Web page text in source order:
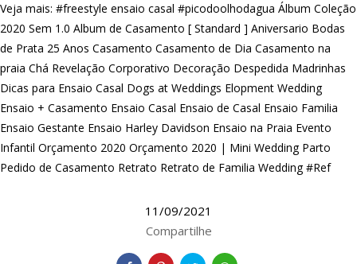
Veja mais: #freestyle ensaio casal #picodoolhodagua Álbum Coleção
2020 Sem 1.0 Album de Casamento [ Standard ] Aniversario Bodas
de Prata 25 Anos Casamento Casamento de Dia Casamento na
praia Chá Revelação Corporativo Decoração Despedida Madrinhas
Dicas para Ensaio Casal Dogs at Weddings Elopment Wedding
Ensaio + Casamento Ensaio Casal Ensaio de Casal Ensaio Familia
Ensaio Gestante Ensaio Harley Davidson Ensaio na Praia Evento
Infantil Orçamento 2020 Orçamento 2020 | Mini Wedding Parto
Pedido de Casamento Retrato Retrato de Familia Wedding #Ref
11/09/2021
Compartilhe